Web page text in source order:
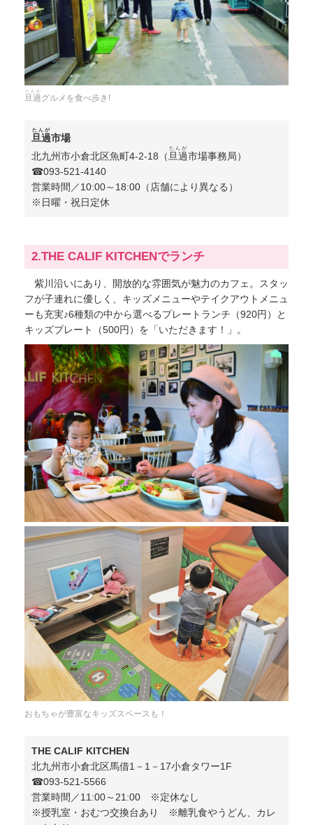
旦過
たんが
グルメを食べ歩き!
旦過
たんが
市場
北九州市小倉北区魚町4-2-18（旦過
たんが
市場事務局）
☎︎093-521-4140
営業時間／10:00～18:00（店舗により異なる）
※日曜・祝日定休
2.THE CALIF KITCHENでランチ
紫川沿いにあり、開放的な雰囲気が魅力のカフェ。スタッ
フが子連れに優しく、キッズメニューやテイクアウトメニュ
ーも充実♪6種類の中から選べるプレートランチ（920円）と
キッズプレート（500円）を「いただきます！」。
おもちゃが豊富なキッズスペースも！
THE CALIF KITCHEN
北九州市小倉北区馬借1－1－17小倉タワー1F
☎︎093-521-5566
営業時間／11:00～21:00 ※定休なし
※授乳室・おむつ交換台あり ※離乳食やうどん、カレ